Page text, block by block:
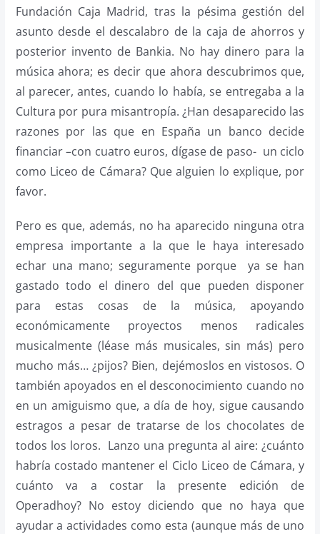
Fundación Caja Madrid, tras la pésima gestión del
asunto desde el descalabro de la caja de ahorros y
posterior invento de Bankia. No hay dinero para la
música ahora; es decir que ahora descubrimos que,
al parecer, antes, cuando lo había, se entregaba a la
Cultura por pura misantropía. ¿Han desaparecido las
razones por las que en España un banco decide
financiar –con cuatro euros, dígase de paso- un ciclo
como Liceo de Cámara? Que alguien lo explique, por
favor.
Pero es que, además, no ha aparecido ninguna otra
empresa importante a la que le haya interesado
echar una mano; seguramente porque ya se han
gastado todo el dinero del que pueden disponer
para estas cosas de la música, apoyando
económicamente proyectos menos radicales
musicalmente (léase más musicales, sin más) pero
mucho más… ¿pijos? Bien, dejémoslos en vistosos. O
también apoyados en el desconocimiento cuando no
en un amiguismo que, a día de hoy, sigue causando
estragos a pesar de tratarse de los chocolates de
todos los loros. Lanzo una pregunta al aire: ¿cuánto
habría costado mantener el Ciclo Liceo de Cámara, y
cuánto va a costar la presente edición de
Operadhoy? No estoy diciendo que no haya que
ayudar a actividades como esta (aunque más de uno